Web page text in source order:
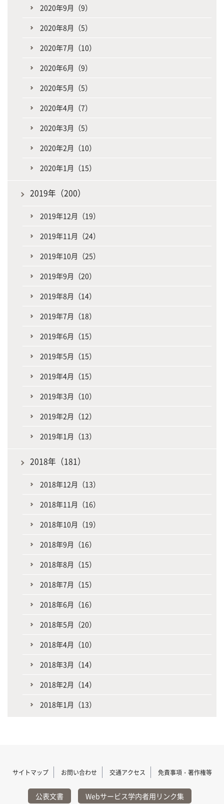
2020年9月（9）
2020年8月（5）
2020年7月（10）
2020年6月（9）
2020年5月（5）
2020年4月（7）
2020年3月（5）
2020年2月（10）
2020年1月（15）
2019年（200）
2019年12月（19）
2019年11月（24）
2019年10月（25）
2019年9月（20）
2019年8月（14）
2019年7月（18）
2019年6月（15）
2019年5月（15）
2019年4月（15）
2019年3月（10）
2019年2月（12）
2019年1月（13）
2018年（181）
2018年12月（13）
2018年11月（16）
2018年10月（19）
2018年9月（16）
2018年8月（15）
2018年7月（15）
2018年6月（16）
2018年5月（20）
2018年4月（10）
2018年3月（14）
2018年2月（14）
2018年1月（13）
サイトマップ お問い合わせ 交通アクセス 免責事項・著作権等
公表文書 Webサービス学内者用リンク集